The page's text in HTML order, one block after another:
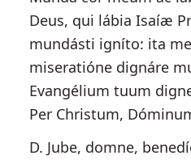
Deus, qui lábia Isaíæ
mundásti igníto: ita
miseratióne dignáre
Evangélium tuum
Per Christum,
D. Jube, domne,